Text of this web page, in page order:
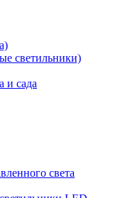
светильники)
и сада
света